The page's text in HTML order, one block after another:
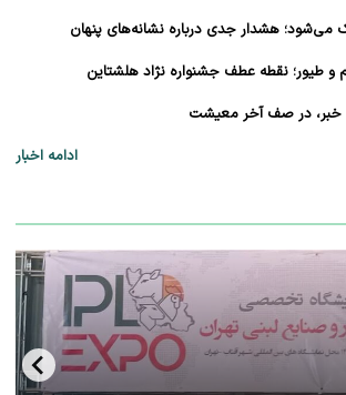
می‌شود؛ هشدار جدی درباره نشانه‌های پنهان
و طیور؛ نقطه عطف جشنواره نژاد هلشتاین
خبر، در صف آخر معیشت
ادامه اخبار